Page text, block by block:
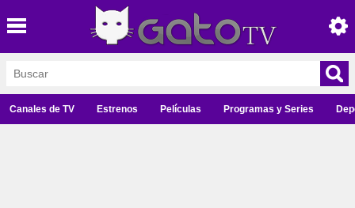
Canales de TV Estrenos Películas Programas y Series